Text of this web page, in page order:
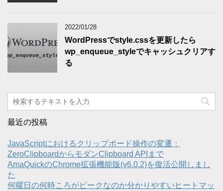
2022/01/28
WordPressでstyle.cssを更新したら
wp_enqueue_styleでキャッシュクリアす
る
最近の投稿
JavaScriptにおけるクリップボード操作の変遷：
ZeroClipboardからモダンClipboard APIまで
AmaQuickのChrome拡張機能版(v6.0.2)を復活公開しまし
た
何曜日の何時ころがピークなのか分かりやすいヒートマッ